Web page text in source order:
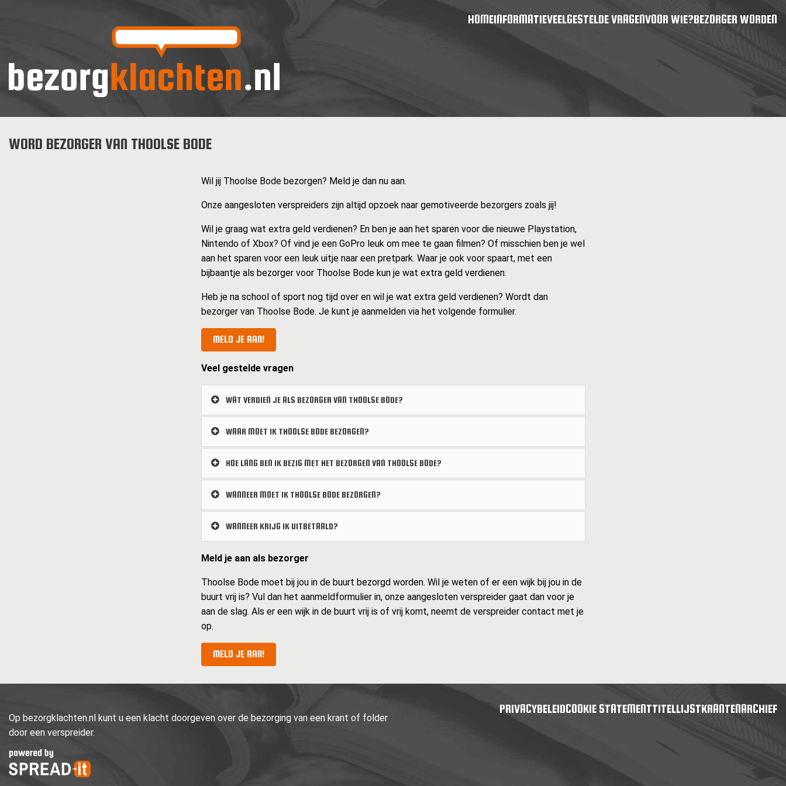
HOMEINFORMATIEVEELGESTELDE VRAGENVOOR WIE?BEZORGER WORDEN
WORD BEZORGER VAN THOOLSE BODE
Wil jij Thoolse Bode bezorgen? Meld je dan nu aan.
Onze aangesloten verspreiders zijn altijd opzoek naar gemotiveerde bezorgers zoals jij!
Wil je graag wat extra geld verdienen? En ben je aan het sparen voor die nieuwe Playstation,
Nintendo of Xbox? Of vind je een GoPro leuk om mee te gaan filmen? Of misschien ben je wel
aan het sparen voor een leuk uitje naar een pretpark. Waar je ook voor spaart, met een
bijbaantje als bezorger voor Thoolse Bode kun je wat extra geld verdienen.
Heb je na school of sport nog tijd over en wil je wat extra geld verdienen? Wordt dan
bezorger van Thoolse Bode. Je kunt je aanmelden via het volgende formulier.
MELD JE AAN!
Veel gestelde vragen
WAT VERDIEN JE ALS BEZORGER VAN THOOLSE BODE?
WAAR MOET IK THOOLSE BODE BEZORGEN?
HOE LANG BEN IK BEZIG MET HET BEZORGEN VAN THOOLSE BODE?
WANNEER MOET IK THOOLSE BODE BEZORGEN?
WANNEER KRIJG IK UITBETAALD?
Meld je aan als bezorger
Thoolse Bode moet bij jou in de buurt bezorgd worden. Wil je weten of er een wijk bij jou in de
buurt vrij is? Vul dan het aanmeldformulier in, onze aangesloten verspreider gaat dan voor je
aan de slag. Als er een wijk in de buurt vrij is of vrij komt, neemt de verspreider contact met je
op.
MELD JE AAN!
Op bezorgklachten.nl kunt u een klacht doorgeven over de bezorging van een krant of folder
door een verspreider.
PRIVACYBELEIDCOOKIE STATEMENTTITELLIJSTKRANTENARCHIEF